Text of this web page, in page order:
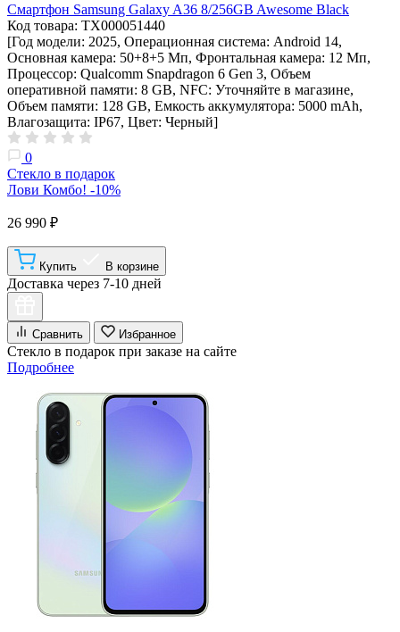
Смартфон Samsung Galaxy A36 8/256GB Awesome Black
Код товара: ТХ000051440
[Год модели: 2025, Операционная система: Android 14,
Основная камера: 50+8+5 Мп, Фронтальная камера: 12 Мп,
Процессор: Qualcomm Snapdragon 6 Gen 3, Объем
оперативной памяти: 8 GB, NFC: Уточняйте в магазине,
Объем памяти: 128 GB, Емкость аккумулятора: 5000 mAh,
Влагозащита: IP67, Цвет: Черный]
0
Стекло в подарок
Лови Комбо! -10%
26 990 ₽
Купить В корзине
Доставка через 7-10 дней
Сравнить Избранное
Стекло в подарок при заказе на сайте
Подробнее